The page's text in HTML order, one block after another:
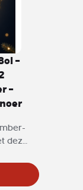
–
–
deze